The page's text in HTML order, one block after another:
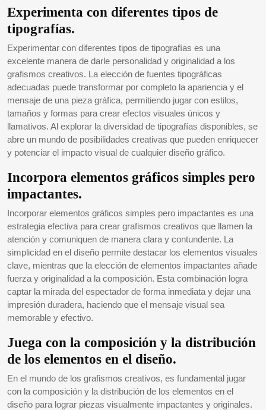
Experimenta con diferentes tipos de
tipografías.
Experimentar con diferentes tipos de tipografías es una
excelente manera de darle personalidad y originalidad a los
grafismos creativos. La elección de fuentes tipográficas
adecuadas puede transformar por completo la apariencia y el
mensaje de una pieza gráfica, permitiendo jugar con estilos,
tamaños y formas para crear efectos visuales únicos y
llamativos. Al explorar la diversidad de tipografías disponibles, se
abre un mundo de posibilidades creativas que pueden enriquecer
y potenciar el impacto visual de cualquier diseño gráfico.
Incorpora elementos gráficos simples pero
impactantes.
Incorporar elementos gráficos simples pero impactantes es una
estrategia efectiva para crear grafismos creativos que llamen la
atención y comuniquen de manera clara y contundente. La
simplicidad en el diseño permite destacar los elementos visuales
clave, mientras que la elección de elementos impactantes añade
fuerza y originalidad a la composición. Esta combinación logra
captar la mirada del espectador de forma inmediata y dejar una
impresión duradera, haciendo que el mensaje visual sea
memorable y efectivo.
Juega con la composición y la distribución
de los elementos en el diseño.
En el mundo de los grafismos creativos, es fundamental jugar
con la composición y la distribución de los elementos en el
diseño para lograr piezas visualmente impactantes y originales.